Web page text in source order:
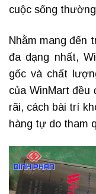
cuộc sống
Nhằm mang đến
đa dạng nhất,
gốc và chất
của WinMart
rãi, cách bài trí
hàng tự do tham